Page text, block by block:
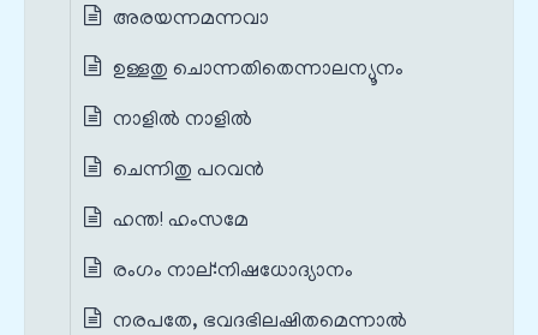
അരയന്നമന്നവാ
ഉള്ളതു ചൊന്നതിതെന്നാലന്യൂനം
നാളിൽ നാളിൽ
ചെന്നിതു പറവൻ
ഹന്ത! ഹംസമേ
രംഗം നാല്‌:നിഷധോദ്യാനം
നരപതേ, ഭവദഭിലഷിതമെന്നാൽ